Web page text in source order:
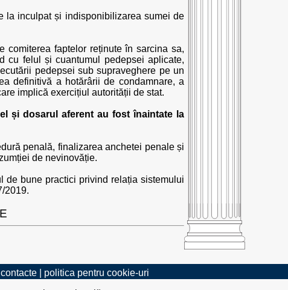
la inculpat și indisponibilizarea sumei de
comiterea faptelor reținute în sarcina sa,
cu felul și cuantumul pedepsei aplicate,
pedepsei sub supraveghere pe un
definitivă a hotărârii de condamnare, a
implică exercițiul autorității de stat.
și dosarul aferent au fost înaintate la
penală, finalizarea anchetei penale și
de nevinovăție.
de bune practici privind relația sistemului
2019.
contacte| politica pentru cookie-uri